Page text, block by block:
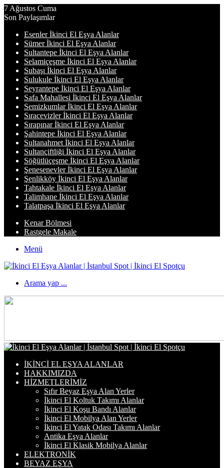
7 Ağustos Cuma
Son Paylaşımlar
Esenler İkinci El Eşya Alanlar
Sümer İkinci El Eşya Alanlar
Sultantepe İkinci El Eşya Alanlar
Selamiçeşme İkinci El Eşya Alanlar
Subaşı İkinci El Eşya Alanlar
Sulukule İkinci El Eşya Alanlar
Seyrantepe İkinci El Eşya Alanlar
Safa Mahallesi İkinci El Eşya Alanlar
Semizkumlar İkinci El Eşya Alanlar
Sıracevizler İkinci El Eşya Alanlar
Sırapınar İkinci El Eşya Alanlar
Şahintepe İkinci El Eşya Alanlar
Sultanahmet İkinci El Eşya Alanlar
Sultançiftliği İkinci El Eşya Alanlar
Söğütlüçeşme İkinci El Eşya Alanlar
Şenesenevler İkinci El Eşya Alanlar
Şenlikköy İkinci El Eşya Alanlar
Tahtakale İkinci El Eşya Alanlar
Talimhane İkinci El Eşya Alanlar
Talatpaşa İkinci El Eşya Alanlar
Kenar Bölmesi
Rastgele Makale
Menü
Arama yap ...
İKINCI EL EŞYA ALANLAR
HAKKIMIZDA
HIZMETLERIMIZ
Sıfır Beyaz Eşya Alan Yerler
İkinci El Koltuk Takımı Alanlar
İkinci El Koşu Bandı Alanlar
İkinci El Mobilya Alan Yerler
İkinci El Yatak Odası Takımı Alanlar
Antika Eşya Alanlar
İkinci El Klasik Mobilya Alanlar
ELEKTRONIK
BEYAZ EŞYA